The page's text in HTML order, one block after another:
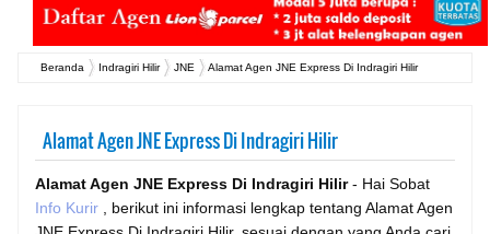
Beranda Indragiri Hilir JNE Alamat Agen JNE Express Di Indragiri Hilir
Alamat Agen JNE Express Di Indragiri Hilir
Alamat Agen JNE Express Di Indragiri Hilir- Hai Sobat
Info Kurir
, berikut ini informasi lengkap tentang Alamat Agen